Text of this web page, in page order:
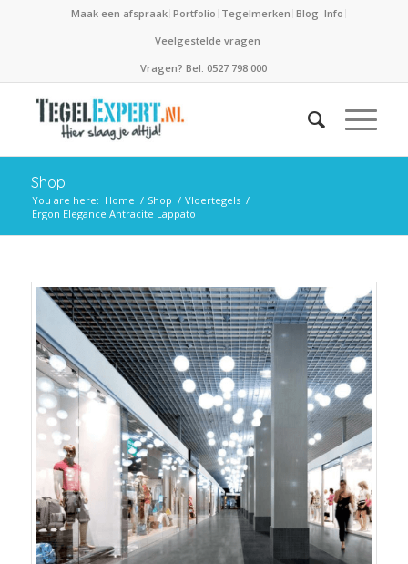
Maak een afspraak Portfolio Tegelmerken Blog Info
Veelgestelde vragen
Vragen? Bel: 0527 798 000
Shop
You are here: Home / Shop / Vloertegels /
Ergon Elegance Antracite Lappato